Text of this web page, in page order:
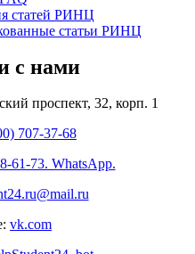
статей РИНЦ
статьи РИНЦ
с нами
проспект, 32, корп. 1
707-37-68
61-73. WhatsApp.
vk.com